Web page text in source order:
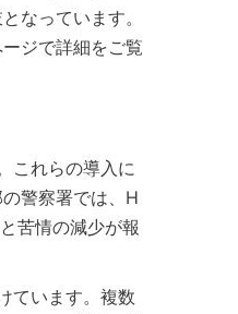
なっています。
ージで詳細をご覧
これらの導入に
警察署では、H
苦情の減少が報
ています。複数